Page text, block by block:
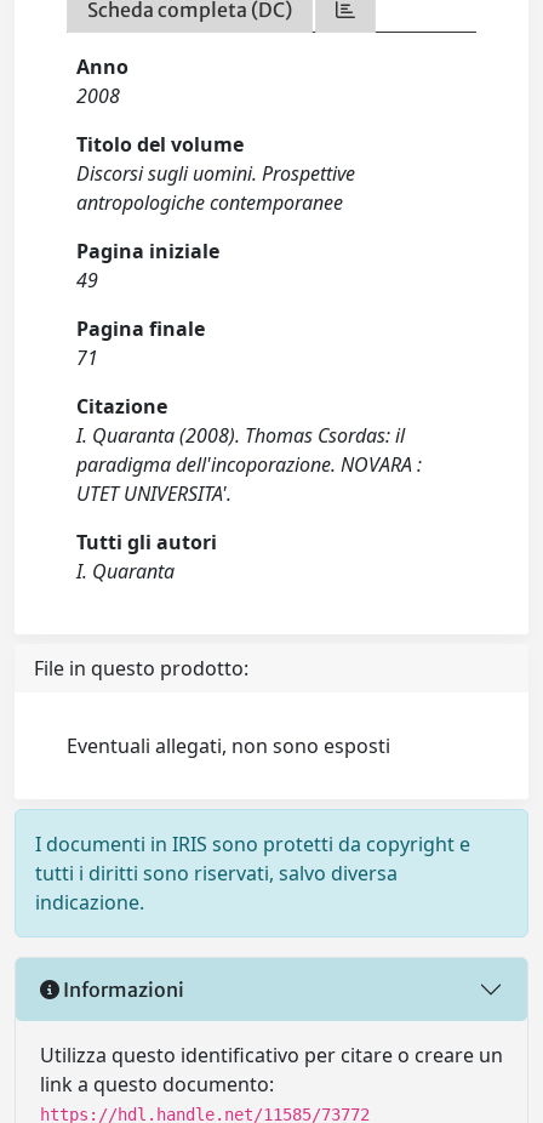
Scheda completa (DC)
Anno
2008
Titolo del volume
Discorsi sugli uomini. Prospettive
antropologiche contemporanee
Pagina iniziale
49
Pagina finale
71
Citazione
I. Quaranta (2008). Thomas Csordas: il
paradigma dell'incoporazione. NOVARA :
UTET UNIVERSITA'.
Tutti gli autori
I. Quaranta
File in questo prodotto:
Eventuali allegati, non sono esposti
I documenti in IRIS sono protetti da copyright e
tutti i diritti sono riservati, salvo diversa
indicazione.
Informazioni
Utilizza questo identificativo per citare o creare un
link a questo documento:
https://hdl.handle.net/11585/73772